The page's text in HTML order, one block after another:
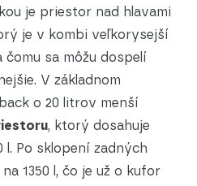
je priestor nad hlavami
je v kombi veľkorysejší
čomu sa môžu dospelí
V základnom
o 20 litrov menší
, ktorý dosahuje
l. Po sklopení zadných
1350 l, čo je už o kufor